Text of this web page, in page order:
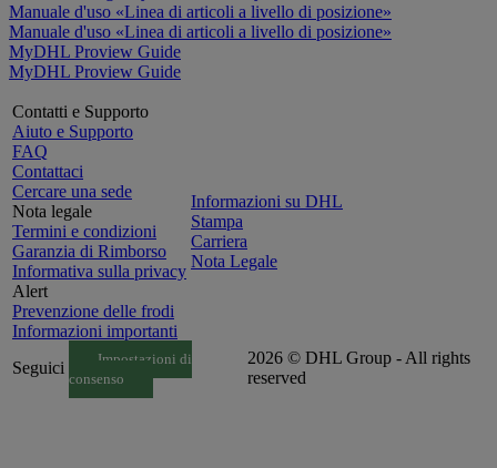
Manuale d'uso «Linea di articoli a livello di posizione»
Manuale d'uso «Linea di articoli a livello di posizione»
MyDHL Proview Guide
MyDHL Proview Guide
Contatti e Supporto
Aiuto e Supporto
FAQ
Contattaci
Cercare una sede
Nota legale
Termini e condizioni
Garanzia di Rimborso
Informativa sulla privacy
Alert
Prevenzione delle frodi
Informazioni importanti
Informazioni su DHL
Stampa
Carriera
Nota Legale
Seguici
Impostazioni di
consenso
2026 © DHL Group - All rights
reserved